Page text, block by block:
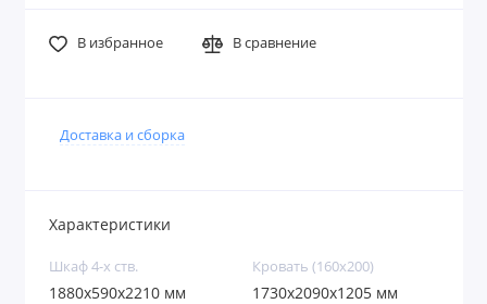
В избранное В сравнение
Доставка и сборка
Характеристики
Шкаф 4-х ств.
1880x590x2210 мм
Кровать (160х200)
1730x2090x1205 мм